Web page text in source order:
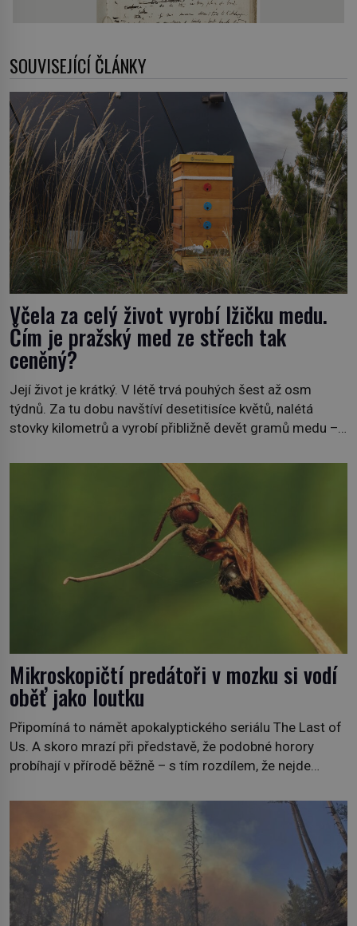
SOUVISEJÍCÍ ČLÁNKY
Včela za celý život vyrobí lžičku medu.
Čím je pražský med ze střech tak
ceněný?
Její život je krátký. V létě trvá pouhých šest až osm
týdnů. Za tu dobu navštíví desetitisíce květů, nalétá
stovky kilometrů a vyrobí přibližně devět gramů medu –
bezvýznamná. Teprve když se spojí s dalšími desítkami
tisíc příslušnic svého včelstva, vznikne jeden z
nejdokonalejších organismů […]
Mikroskopičtí predátoři v mozku si vodí
oběť jako loutku
Připomíná to námět apokalyptického seriálu The Last of
Us. A skoro mrazí při představě, že podobné horory
probíhají v přírodě běžně – s tím rozdílem, že nejde
dokáže ovládat jen vývojově nesrovnatelně jednodušší
živočichy, než je člověk. Najít skutečné zombie není nic
nemožného ani v naší přírodě. […]